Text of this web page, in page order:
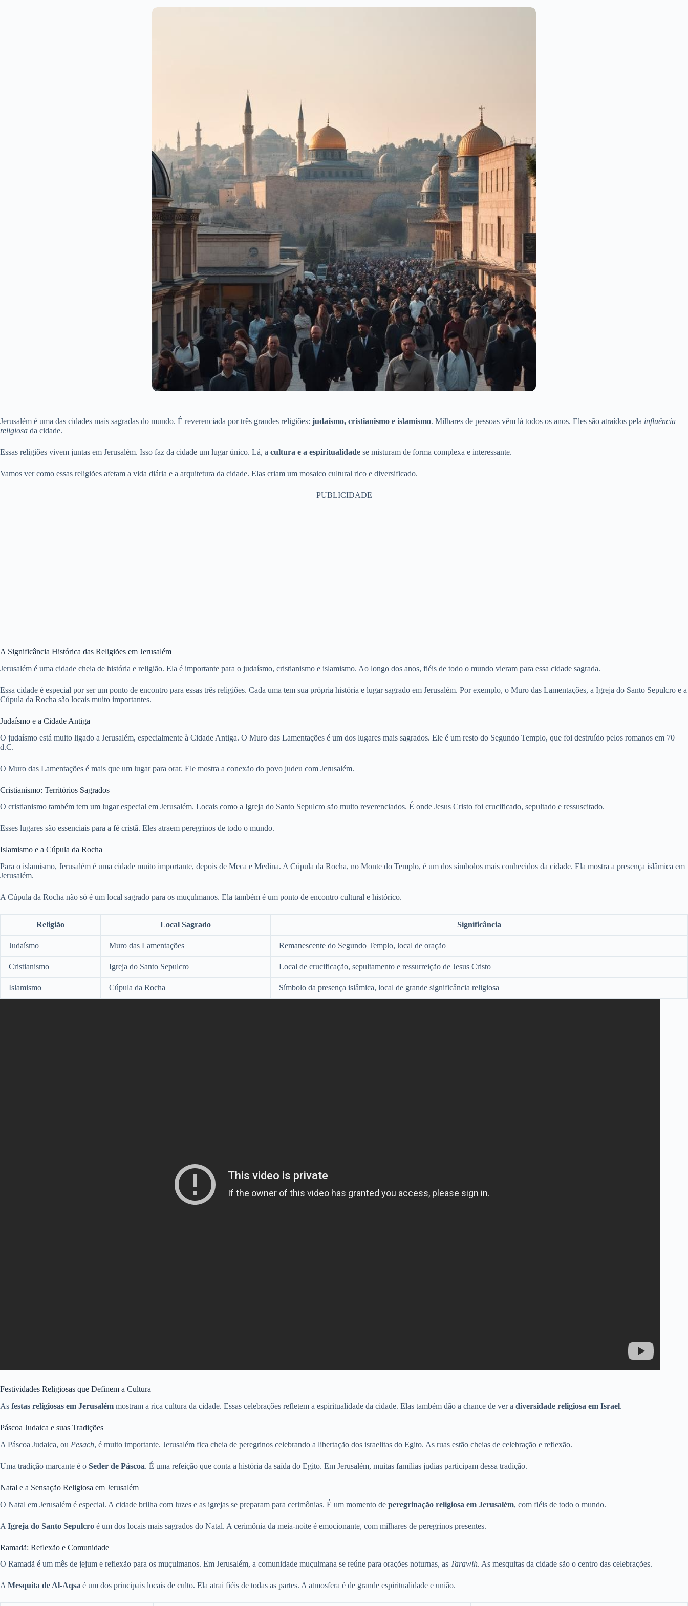
Jerusalém é uma das cidades mais sagradas do mundo. É reverenciada por três grandes religiões: judaísmo, cristianismo e islamismo. Milhares de pessoas vêm lá todos os anos. Eles são atraídos pela influência
religiosa da cidade.
Essas religiões vivem juntas em Jerusalém. Isso faz da cidade um lugar único. Lá, a cultura e a espiritualidade se misturam de forma complexa e interessante.
Vamos ver como essas religiões afetam a vida diária e a arquitetura da cidade. Elas criam um mosaico cultural rico e diversificado.
PUBLICIDADE
A Significância Histórica das Religiões em Jerusalém
Jerusalém é uma cidade cheia de história e religião. Ela é importante para o judaísmo, cristianismo e islamismo. Ao longo dos anos, fiéis de todo o mundo vieram para essa cidade sagrada.
Essa cidade é especial por ser um ponto de encontro para essas três religiões. Cada uma tem sua própria história e lugar sagrado em Jerusalém. Por exemplo, o Muro das Lamentações, a Igreja do Santo Sepulcro e a
Cúpula da Rocha são locais muito importantes.
Judaísmo e a Cidade Antiga
O judaísmo está muito ligado a Jerusalém, especialmente à Cidade Antiga. O Muro das Lamentações é um dos lugares mais sagrados. Ele é um resto do Segundo Templo, que foi destruído pelos romanos em 70
d.C.
O Muro das Lamentações é mais que um lugar para orar. Ele mostra a conexão do povo judeu com Jerusalém.
Cristianismo: Territórios Sagrados
O cristianismo também tem um lugar especial em Jerusalém. Locais como a Igreja do Santo Sepulcro são muito reverenciados. É onde Jesus Cristo foi crucificado, sepultado e ressuscitado.
Esses lugares são essenciais para a fé cristã. Eles atraem peregrinos de todo o mundo.
Islamismo e a Cúpula da Rocha
Para o islamismo, Jerusalém é uma cidade muito importante, depois de Meca e Medina. A Cúpula da Rocha, no Monte do Templo, é um dos símbolos mais conhecidos da cidade. Ela mostra a presença islâmica em
Jerusalém.
A Cúpula da Rocha não só é um local sagrado para os muçulmanos. Ela também é um ponto de encontro cultural e histórico.
Religião Local Sagrado Significância
Judaísmo Muro das Lamentações Remanescente do Segundo Templo, local de oração
Cristianismo Igreja do Santo Sepulcro Local de crucificação, sepultamento e ressurreição de Jesus Cristo
Islamismo Cúpula da Rocha Símbolo da presença islâmica, local de grande significância religiosa
Festividades Religiosas que Definem a Cultura
As festas religiosas em Jerusalém mostram a rica cultura da cidade. Essas celebrações refletem a espiritualidade da cidade. Elas também dão a chance de ver a diversidade religiosa em Israel.
Páscoa Judaica e suas Tradições
A Páscoa Judaica, ou Pesach, é muito importante. Jerusalém fica cheia de peregrinos celebrando a libertação dos israelitas do Egito. As ruas estão cheias de celebração e reflexão.
Uma tradição marcante é o Seder de Páscoa. É uma refeição que conta a história da saída do Egito. Em Jerusalém, muitas famílias judias participam dessa tradição.
Natal e a Sensação Religiosa em Jerusalém
O Natal em Jerusalém é especial. A cidade brilha com luzes e as igrejas se preparam para cerimônias. É um momento de peregrinação religiosa em Jerusalém, com fiéis de todo o mundo.
A Igreja do Santo Sepulcro é um dos locais mais sagrados do Natal. A cerimônia da meia-noite é emocionante, com milhares de peregrinos presentes.
Ramadã: Reflexão e Comunidade
O Ramadã é um mês de jejum e reflexão para os muçulmanos. Em Jerusalém, a comunidade muçulmana se reúne para orações noturnas, as Tarawih. As mesquitas da cidade são o centro das celebrações.
A Mesquita de Al-Aqsa é um dos principais locais de culto. Ela atrai fiéis de todas as partes. A atmosfera é de grande espiritualidade e união.